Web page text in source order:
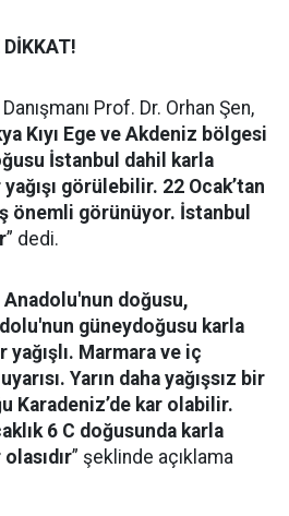
DİKKAT!
Prof. Dr. Orhan Şen,
Kıyı Ege ve Akdeniz bölgesi
İstanbul dahil karla
yağışı görülebilir. 22 Ocak’tan
önemli görünüyor. İstanbul
” dedi.
Anadolu'nun doğusu,
güneydoğusu karla
yağışlı. Marmara ve iç
Yarın daha yağışsız bir
Karadeniz’de kar olabilir.
6 C doğusunda karla
” şeklinde açıklama